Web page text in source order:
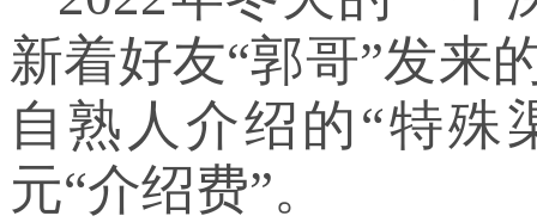
新着好友“郭哥”发来
自熟人介绍的“特殊
元“介绍费”。